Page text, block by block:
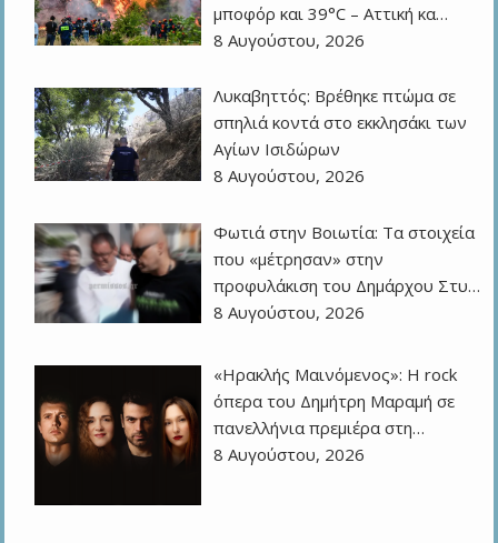
μποφόρ και 39°C – Αττική κα…
8 Αυγούστου, 2026
Λυκαβηττός: Βρέθηκε πτώμα σε
σπηλιά κοντά στο εκκλησάκι των
Αγίων Ισιδώρων
8 Αυγούστου, 2026
Φωτιά στην Βοιωτία: Τα στοιχεία
που «μέτρησαν» στην
προφυλάκιση του Δημάρχου Στυ…
8 Αυγούστου, 2026
«Ηρακλής Μαινόμενος»: H rock
όπερα του Δημήτρη Μαραμή σε
πανελλήνια πρεμιέρα στη…
8 Αυγούστου, 2026